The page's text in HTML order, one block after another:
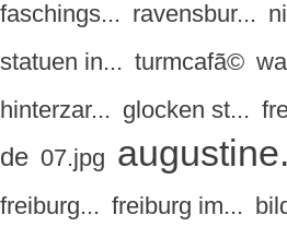
faschings... ravensbur...
statuen in... turmcafã©
hinterzar... glocken st...
de 07.jpg
freiburg... freiburg im...